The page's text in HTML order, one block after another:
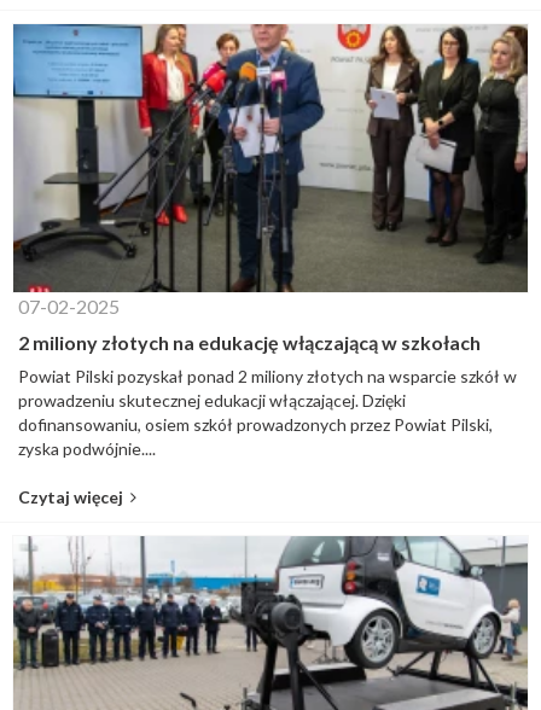
07-02-2025
2 miliony złotych na edukację włączającą w szkołach
Powiat Pilski pozyskał ponad 2 miliony złotych na wsparcie szkół w
prowadzeniu skutecznej edukacji włączającej. Dzięki
dofinansowaniu, osiem szkół prowadzonych przez Powiat Pilski,
zyska podwójnie....
Czytaj więcej